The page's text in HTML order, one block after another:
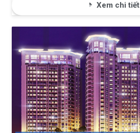
Xem chi tiết